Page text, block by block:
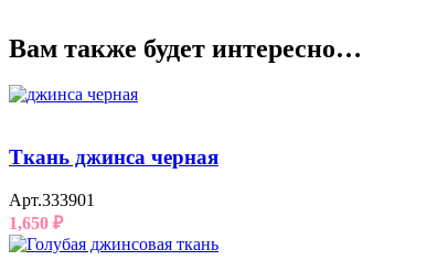
Вам также будет интересно…
Ткань джинса черная
Арт.333901
1,650 ₽